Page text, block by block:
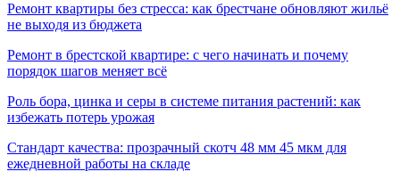
Ремонт квартиры без стресса: как брестчане обновляют жильё
не выходя из бюджета
Ремонт в брестской квартире: с чего начинать и почему
порядок шагов меняет всё
Роль бора, цинка и серы в системе питания растений: как
избежать потерь урожая
Стандарт качества: прозрачный скотч 48 мм 45 мкм для
ежедневной работы на складе